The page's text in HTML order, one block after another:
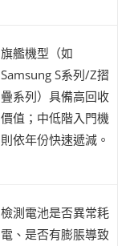
旗艦機型（如
Samsung S系列/Z摺
疊系列）具備高回收
價值；中低階入門機
則依年份快速遞減。
檢測電池是否異常耗
電、是否有膨脹導致